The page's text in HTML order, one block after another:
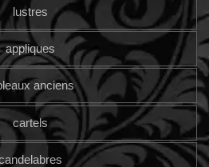
lustres
appliques
anciens
cartels